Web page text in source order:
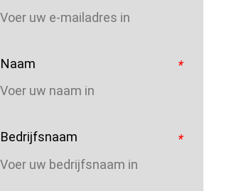
*
Naam
*
Bedrijfsnaam